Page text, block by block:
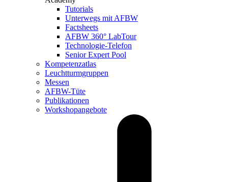
Tutorials
Unterwegs mit AFBW
Factsheets
AFBW 360° LabTour
Technologie-Telefon
Senior Expert Pool
Kompetenzatlas
Leuchtturm­gruppen
Messen
AFBW-Tüte
Publikationen
Workshopangebote